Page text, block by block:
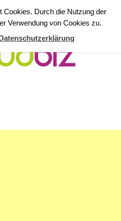
Cookies. Durch die Nutzung der
Verwendung von Cookies zu.